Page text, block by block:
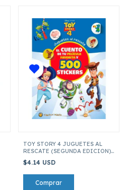
TOY STORY 4 JUGUETES AL
RESCATE (SEGUNDA EDICION)
$4.14 USD